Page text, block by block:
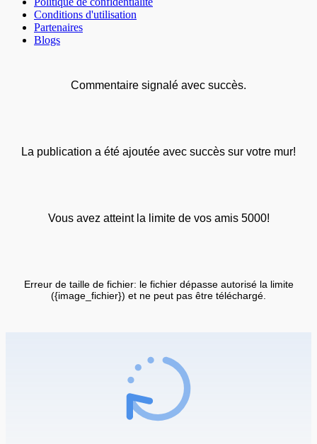
Conditions d'utilisation
Partenaires
Blogs
Commentaire signalé avec succès.
La publication a été ajoutée avec succès sur votre mur!
Vous avez atteint la limite de vos amis 5000!
Erreur de taille de fichier: le fichier dépasse autorisé la limite
({image_fichier}) et ne peut pas être téléchargé.